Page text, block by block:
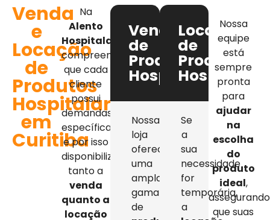
Venda
e
Locação
de
Produtos
Hospitalares
em
Curitiba
Na
Alento
Hospitalar
compreendemos
que cada
cliente
possui
demandas
específicas,
e por isso
disponibilizamos
tanto a
venda
quanto a
locação
Venda
de
Produtos
Hospitalares
Nossa
loja
oferece
uma
ampla
gama
de
Locação
de
Produtos
Se
a
sua
necessidade
for
temporária,
a
Nossa
equipe
está
sempre
pronta
para
ajudar
na
escolha
do
produto
ideal,
assegurando
que suas